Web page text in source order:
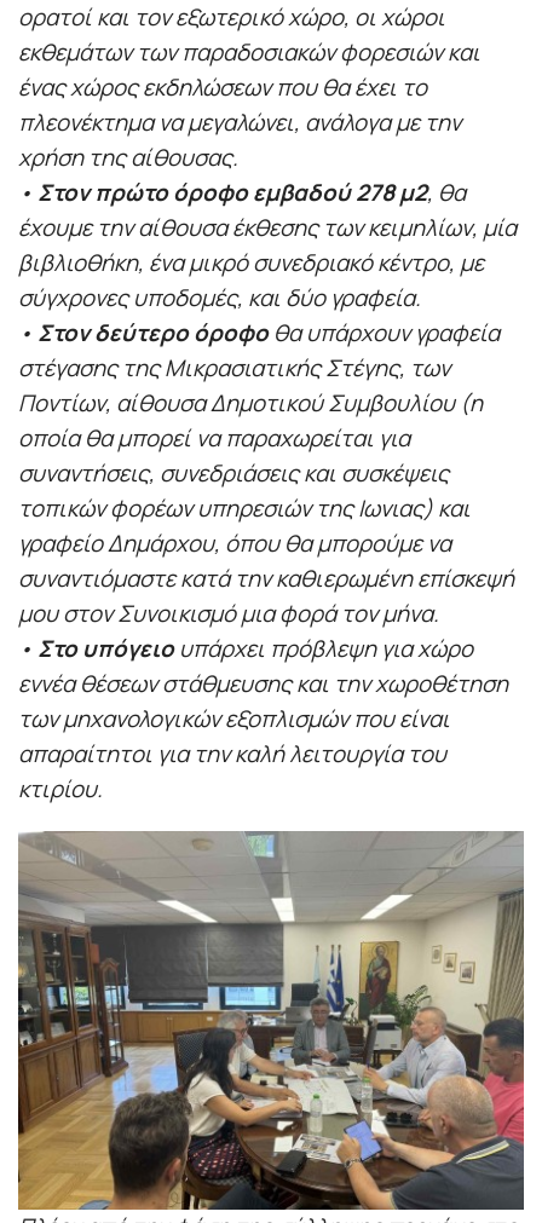
ορατοί και τον εξωτερικό χώρο, οι χώροι
εκθεμάτων των παραδοσιακών φορεσιών και
ένας χώρος εκδηλώσεων που θα έχει το
πλεονέκτημα να μεγαλώνει, ανάλογα με την
χρήση της αίθουσας.
• Στον πρώτο όροφο εμβαδού 278 μ2, θα
έχουμε την αίθουσα έκθεσης των κειμηλίων, μία
βιβλιοθήκη, ένα μικρό συνεδριακό κέντρο, με
σύγχρονες υποδομές, και δύο γραφεία.
• Στον δεύτερο όροφοθα υπάρχουν γραφεία
στέγασης της Μικρασιατικής Στέγης, των
Ποντίων, αίθουσα Δημοτικού Συμβουλίου (η
οποία θα μπορεί να παραχωρείται για
συναντήσεις, συνεδριάσεις και συσκέψεις
τοπικών φορέων υπηρεσιών της Ιωνιας) και
γραφείο Δημάρχου, όπου θα μπορούμε να
συναντιόμαστε κατά την καθιερωμένη επίσκεψή
μου στον Συνοικισμό μια φορά τον μήνα.
• Στο υπόγειουπάρχει πρόβλεψη για χώρο
εννέα θέσεων στάθμευσης και την χωροθέτηση
των μηχανολογικών εξοπλισμών που είναι
απαραίτητοι για την καλή λειτουργία του
κτιρίου.